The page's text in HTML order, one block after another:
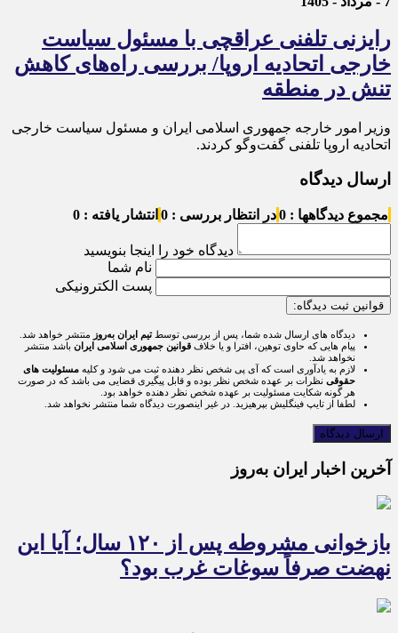
رایزنی تلفنی عراقچی با مسئول سیاست
خارجی اتحادیه اروپا/ بررسی راه‌های کاهش
تنش در منطقه
وزیر امور خارجه جمهوری اسلامی ایران و مسئول سیاست خارجی
اتحادیه اروپا تلفنی گفت‌و‌گو کردند.
ارسال دیدگاه
مجموع دیدگاهها : 0 در انتظار بررسی : 0 انتشار یافته : 0
دیدگاه خود را اینجا بنویسید
نام شما
پست الکترونیکی
قوانین ثبت دیدگاه:
دیدگاه های ارسال شده شما، پس از بررسی توسطتیم ایران به‌روز منتشر خواهد شد.
پیام هایی که حاوی توهین، افترا و یا خلاف قوانین جمهوری اسلامی ایران باشد منتشر
نخواهد شد.
لازم به یادآوری است که آی پی شخص نظر دهنده ثبت می شود و کلیه مسئولیت های
حقوقی نظرات بر عهده شخص نظر بوده و قابل پیگیری قضایی می باشد که در صورت
هر گونه شکایت مسئولیت بر عهده شخص نظر دهنده خواهد بود.
لطفا از تایپ فینگلیش بپرهیزید. در غیر اینصورت دیدگاه شما منتشر نخواهد شد.
آخرین اخبار ایران به‌روز
بازخوانی مشروطه پس از ۱۲۰ سال؛ آیا این
نهضت صرفاً سوغات غرب بود؟